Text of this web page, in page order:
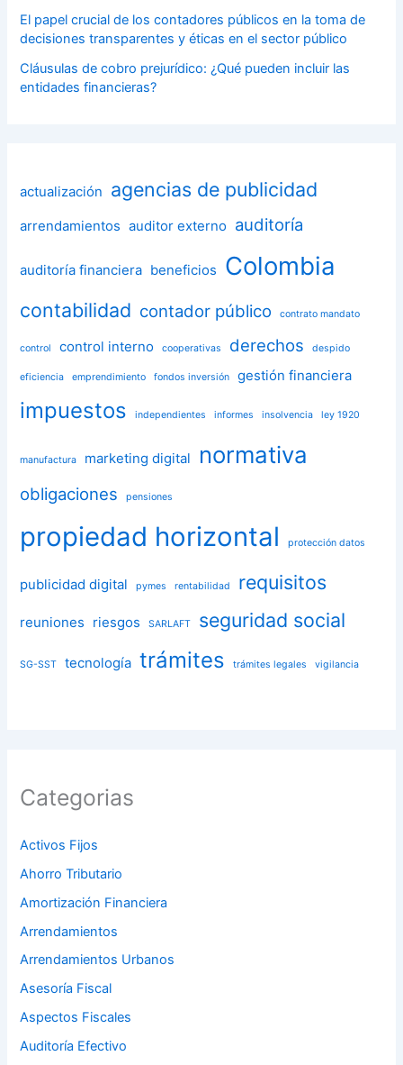
El papel crucial de los contadores públicos en la toma de
decisiones transparentes y éticas en el sector público
Cláusulas de cobro prejurídico: ¿Qué pueden incluir las
entidades financieras?
actualización agencias de publicidad
arrendamientos auditor externo auditoría
auditoría financiera beneficios Colombia
contabilidad contador público contrato mandato
control control interno cooperativas derechos despido
eficiencia emprendimiento fondos inversión gestión financiera
impuestos independientes informes insolvencia ley 1920
manufactura marketing digital normativa
obligaciones pensiones
propiedad horizontal protección datos
publicidad digital pymes rentabilidad requisitos
reuniones riesgos SARLAFT seguridad social
SG-SST tecnología trámites trámites legales vigilancia
Categorias
Activos Fijos
Ahorro Tributario
Amortización Financiera
Arrendamientos
Arrendamientos Urbanos
Asesoría Fiscal
Aspectos Fiscales
Auditoría Efectivo